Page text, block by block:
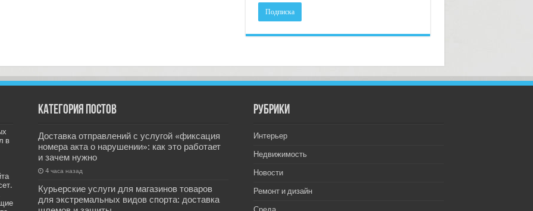
в
Категория постов
Доставка отправлений с услугой «фиксация
номера акта о нарушении»: как это работает
и зачем нужно
4 часа назад
Курьерские услуги для магазинов товаров
для экстремальных видов спорта: доставка
РУбрики
Интерьер
Недвижимость
Новости
Ремонт и дизайн